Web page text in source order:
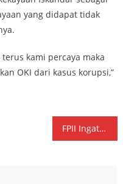
yang didapat tidak
kami percaya maka
OKI dari kasus korupsi,”
FPII Ingatkan Aksi Mahasiswa Tak Di Tunggangi & Koperatif Dengan Aparat